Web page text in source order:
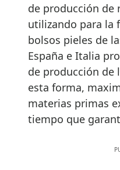
de producción de
utilizando para la
bolsos pieles de
España e Italia
de producción de
esta forma,
materias primas
tiempo que